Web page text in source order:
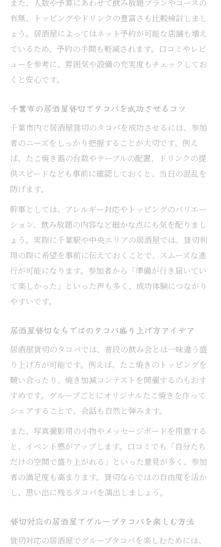
また、人数や予算にあわせて飲み放題プランやコースの
有無、トッピングやドリンクの豊富さも比較検討しまし
ょう。居酒屋によってはネット予約が可能な店舗も増え
ているため、予約の手間も軽減されます。口コミやレビ
ューを参考に、雰囲気や設備の充実度もチェックしてお
くと安心です。
千葉市の居酒屋貸切でタコパを成功させるコツ
千葉市内で居酒屋貸切のタコパを成功させるには、参加
者のニーズをしっかり把握することが大切です。例え
ば、たこ焼き器の台数やテーブルの配置、ドリンクの提
供スピードなども事前に確認しておくと、当日の混乱を
防げます。
幹事としては、アレルギー対応やトッピングのバリエー
ション、飲み放題の内容など細かな点にも気を配りまし
ょう。実際に千葉駅や中央エリアの居酒屋では、貸切利
用の際に希望を事前に伝えておくことで、スムーズな進
行が可能になります。参加者から「準備が行き届いてい
て楽しかった」といった声も多く、成功体験につながり
やすいです。
居酒屋貸切ならではのタコパ盛り上げ方アイデア
居酒屋貸切のタコパでは、普段の飲み会とは一味違う盛
り上げ方が可能です。例えば、たこ焼きのトッピングを
競い合ったり、焼き加減コンテストを開催するのもおす
すめです。グループごとにオリジナルたこ焼きを作って
シェアすることで、会話も自然と弾みます。
また、写真撮影用の小物やメッセージボードを用意する
と、イベント感がアップします。口コミでも「自分たち
だけの空間で盛り上がれる」といった意見が多く、参加
者の満足度も高まります。貸切ならではの自由度を活か
し、思い出に残るタコパを演出しましょう。
貸切対応の居酒屋でグループタコパを楽しむ方法
貸切対応の居酒屋でグループタコパを楽しむためには、